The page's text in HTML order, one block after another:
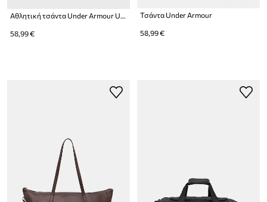
Αθλητική τσάντα Under Armour Undeniable 5.0 Large
58,99 €
Τσάντα Under Armour
58,99 €